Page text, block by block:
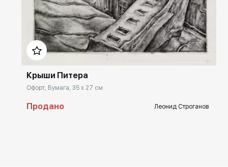
Домен: rakovgallery.ru
Крыши Питера
Офорт, Бумага, 35 x 27 см
Продано Леонид Строганов